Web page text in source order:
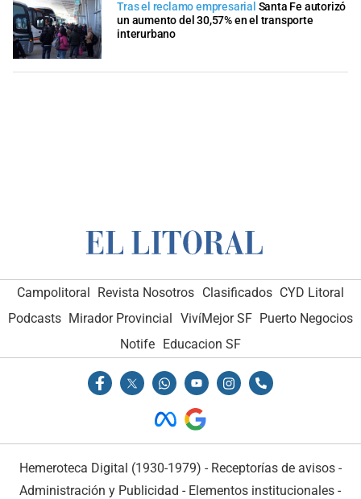
Tras el reclamo empresarial Santa Fe autorizó
un aumento del 30,57% en el transporte
interurbano
Campolitoral Revista Nosotros Clasificados CYD Litoral
Podcasts Mirador Provincial VivíMejor SF Puerto Negocios
Notife Educacion SF
Hemeroteca Digital (1930-1979) - Receptorías de avisos -
Administración y Publicidad - Elementos institucionales -